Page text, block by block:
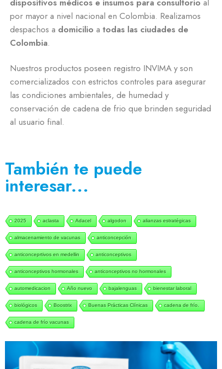
por mayor a nivel nacional en Colombia. Realizamos
despachos a domicilio a todas las ciudades de
Colombia.
Nuestros productos poseen registro INVIMA y son
comercializados con estrictos controles para asegurar
las condiciones ambientales, de humedad y
conservación de cadena de frio que brinden seguridad
al usuario final.
También te puede
interesar...
2025 aclasta Adacel algodon alianzas estratégicas
almacenamiento de vacunas anticoncepción
anticonceprtivos en medellin anticonceptivos
anticonceptivos hormonales anticonceptivos no hormonales
automedicacion Año nuevo bajalenguas bienestar laboral
biológicos Boostrix Buenas Prácticas Clínicas cadena de frío.
cadena de frío vacunas